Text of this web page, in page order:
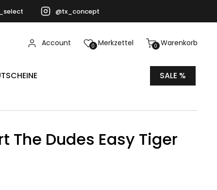
@tx_concept
0 Warenkorb
0 Merkzettel
Account
SALE %
The Dudes Easy Tiger